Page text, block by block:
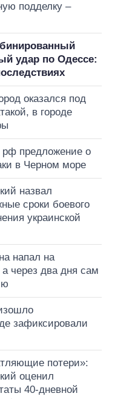
подделку –
удар по Одессе:
оказался под
в городе
рф предложение о
в Черном море
назвал
сроки боевого
украинской
напал на
через два дня сам
зафиксировали
потери»:
оценил
40-дневной